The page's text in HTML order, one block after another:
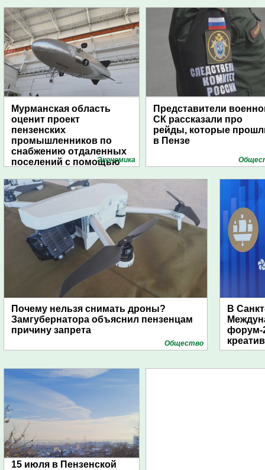
Мурманская область
оценит проект
пензенских
промышленников по
снабжению отдаленных
поселений с помощью
Экономика
Представители
СК рассказали про
рейды, которые
в Пензе
Почему нельзя снимать дроны?
Замгубернатора объяснил пензенцам
причину запрета
Общество
В
форум-
15 июля в Пензенской